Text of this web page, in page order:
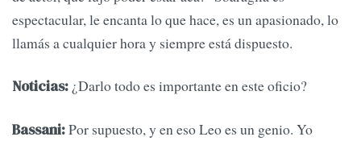
espectacular, le encanta lo que hace, es un apasionado, lo
llamás a cualquier hora y siempre está dispuesto.
Noticias: ¿Darlo todo es importante en este oficio?
Bassani:Por supuesto, y en eso Leo es un genio. Yo